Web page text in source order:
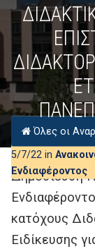
Όλες οι
5/7/22 in
Ενδιαφέροντος
Δημοσίευση
κατόχους
Ειδίκευσης